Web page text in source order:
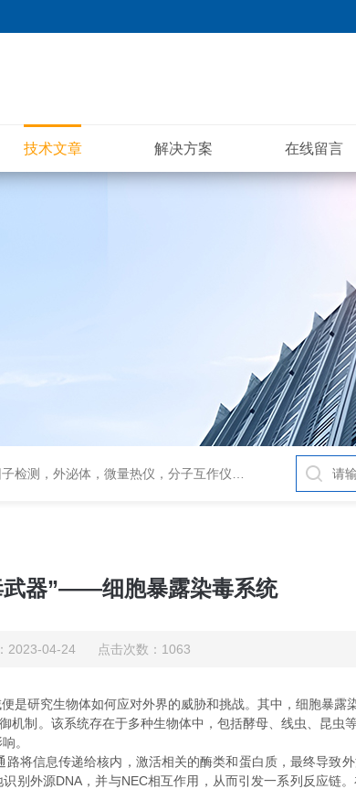
技术文章 解决方案 在线留言
泌体，微量热仪，分子互作仪，活细胞成像
武器”——细胞暴露染毒系统
2023-04-24 点击次数：1063
究生物体如何应对外界的威胁和挑战。其中，细胞暴露染
机制。该系统存在于多种生物体中，包括酵母、线虫、昆虫
。
信息传递给核内，激活相关的酶类和蛋白质，最终导致
别外源DNA，并与NEC相互作用，从而引发一系列反应链